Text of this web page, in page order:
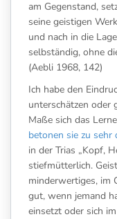
am Gegenstand,
seine geistigen
und nach in die
selbständig, ohne
(Aebli 1968, 142)
Ich habe den
unterschätzen oder
Maße sich das
betonen sie zu sehr
in der Trias „Kopf,
stiefmütterlich.
minderwertiges, im
gut, wenn jemand
einsetzt oder sich